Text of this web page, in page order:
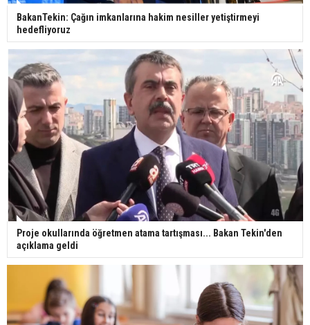
BakanTekin: Çağın imkanlarına hakim nesiller yetiştirmeyi
hedefliyoruz
Proje okullarında öğretmen atama tartışması... Bakan Tekin'den
açıklama geldi